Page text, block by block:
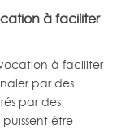
à faciliter
à faciliter
par des
par des
être